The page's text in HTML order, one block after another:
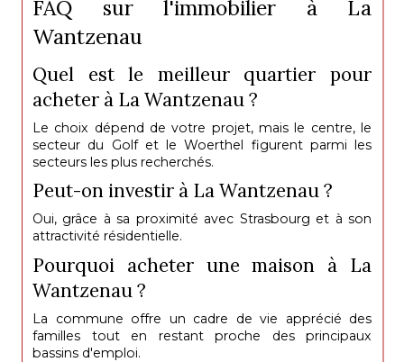
FAQ sur l'immobilier à La
Wantzenau
Quel est le meilleur quartier pour
acheter à La Wantzenau ?
Le choix dépend de votre projet, mais le centre, le
secteur du Golf et le Woerthel figurent parmi les
secteurs les plus recherchés.
Peut-on investir à La Wantzenau ?
Oui, grâce à sa proximité avec Strasbourg et à son
attractivité résidentielle.
Pourquoi acheter une maison à La
Wantzenau ?
La commune offre un cadre de vie apprécié des
familles tout en restant proche des principaux
bassins d'emploi.